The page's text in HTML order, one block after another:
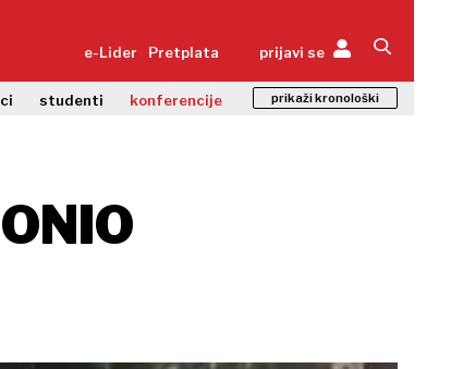
e-Lider Pretplata prijavi se
studenti konferencije prikaži kronološki